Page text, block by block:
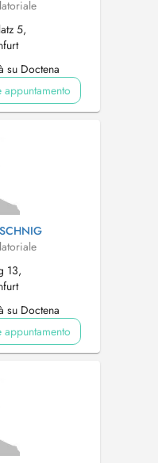
5,
su Doctena
13,
su Doctena